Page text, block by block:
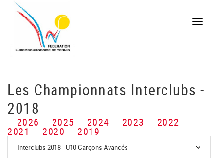
Toggle
Les Championnats Interclubs -
2018
2026 2025 2024 2023 2022
2021 2020 2019